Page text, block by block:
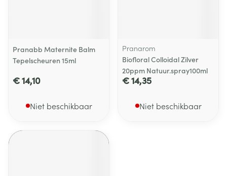
Pranabb Maternite Balm
Tepelscheuren 15ml
€ 14,10
Niet beschikbaar
Pranarom
Biofloral Colloidal Zilver
20ppm Natuur.spray100ml
€ 14,35
Niet beschikbaar